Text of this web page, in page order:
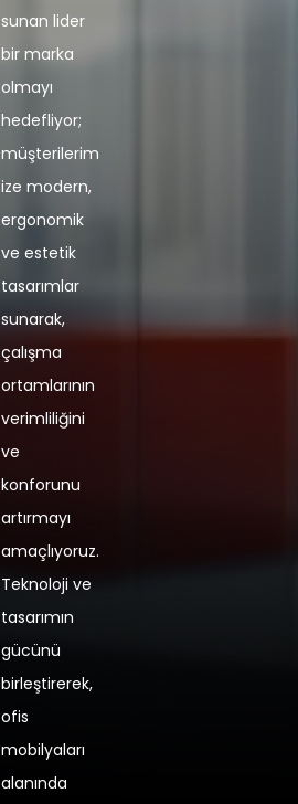
sunan lider
bir marka
olmayı
hedefliyor;
müşterilerim
ize modern,
ergonomik
ve estetik
tasarımlar
sunarak,
çalışma
ortamlarının
verimliliğini
ve
konforunu
artırmayı
amaçlıyoruz.
Teknoloji ve
tasarımın
gücünü
birleştirerek,
ofis
mobilyaları
alanında